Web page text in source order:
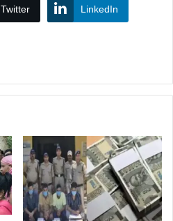
Twitter LinkedIn